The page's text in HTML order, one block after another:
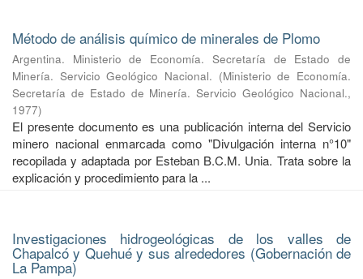
Método de análisis químico de minerales de Plomo
Argentina. Ministerio de Economía. Secretaría de Estado de
Minería. Servicio Geológico Nacional. (Ministerio de Economía.
Secretaría de Estado de Minería. Servicio Geológico Nacional.,
1977)
El presente documento es una publicación interna del Servicio
minero nacional enmarcada como "Divulgación interna n°10"
recopilada y adaptada por Esteban B.C.M. Unia. Trata sobre la
explicación y procedimiento para la ...
Investigaciones hidrogeológicas de los valles de
Chapalcó y Quehué y sus alrededores (Gobernación de
La Pampa)